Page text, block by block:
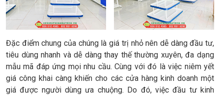
Đặc điểm chung của chúng là giá trị nhỏ nên dễ dàng đầu tư,
tiêu dùng nhanh và dễ dàng thay thế thường xuyên, đa dạng
mẫu mã đáp ứng mọi nhu cầu. Cùng với đó là việc niêm yết
giá công khai càng khiến cho các cửa hàng kinh doanh một
giá được người dùng ưa chuộng. Do đó, việc đầu tư kinh